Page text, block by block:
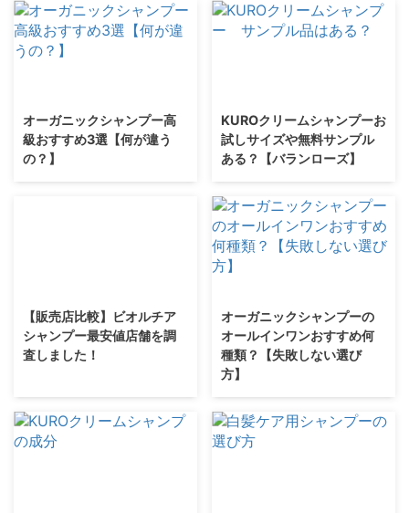
オーガニックシャンプー高
級おすすめ3選【何が違う
の？】
KUROクリームシャンプーお
試しサイズや無料サンプル
ある？【バランローズ】
【販売店比較】ビオルチア
シャンプー最安値店舗を調
査しました！
オーガニックシャンプーの
オールインワンおすすめ何
種類？【失敗しない選び
方】